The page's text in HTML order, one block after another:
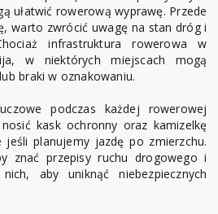
ułatwić rowerową wyprawę. Przede
warto zwrócić uwagę na stan dróg i
infrastruktura rowerowa w
w niektórych miejscach mogą
braki w oznakowaniu.
podczas każdej rowerowej
kask ochronny oraz kamizelkę
jeśli planujemy jazdę po zmierzchu.
znać przepisy ruchu drogowego i
aby uniknąć niebezpiecznych